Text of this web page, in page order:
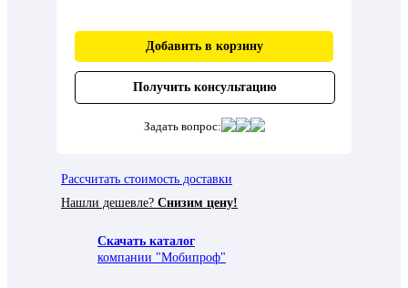
Добавить в корзину
Получить консультацию
Задать вопрос:
Рассчитать стоимость доставки
Нашли дешевле? Снизим цену!
Скачать каталог
компании "Мобипроф"